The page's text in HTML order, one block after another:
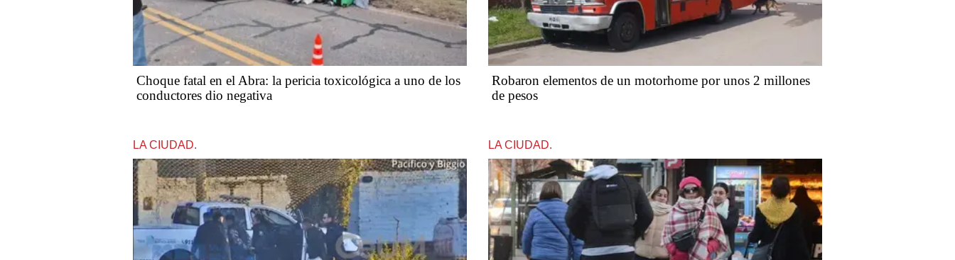
Choque fatal en el Abra: la pericia toxicológica a uno de los
conductores dio negativa
Robaron elementos de un motorhome por unos 2 millones
de pesos
LA CIUDAD. LA CIUDAD.